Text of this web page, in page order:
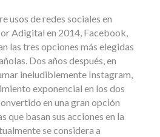
usos de redes sociales en
Adigital en 2014, Facebook,
las tres opciones más elegidas
Dos años después, en
ineludiblemente Instagram,
exponencial en los dos
en una gran opción
que basan sus acciones en la
se considera a